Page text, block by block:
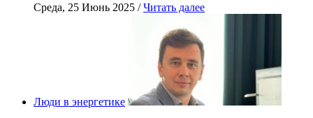
Среда, 25 Июнь 2025 /Читать далее
Люди в энергетике